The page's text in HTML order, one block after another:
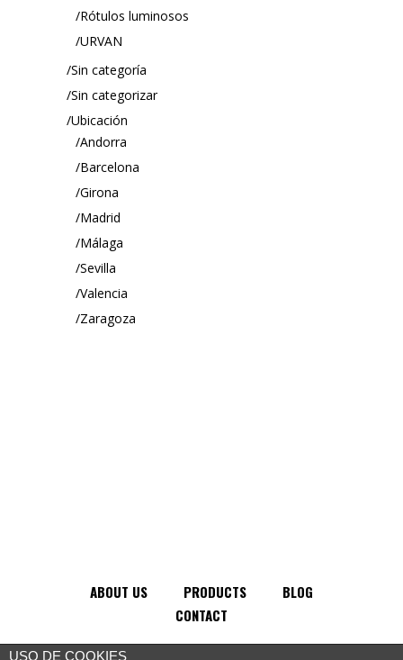
Rótulos luminosos
URVAN
Sin categoría
Sin categorizar
Ubicación
Andorra
Barcelona
Girona
Madrid
Málaga
Sevilla
Valencia
Zaragoza
ABOUT US PRODUCTS
BLOG
CONTACT
USO DE COOKIES